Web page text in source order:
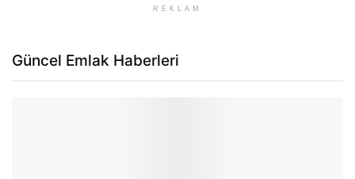
REKLAM
Güncel Emlak Haberleri